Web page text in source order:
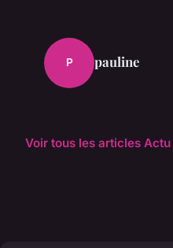
P pauline
Voir tous les articles